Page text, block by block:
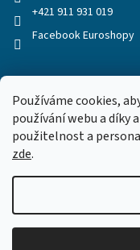
Používáme cookies,
používání webu a díky
použitelnost a
zde.
+421 911 931 019
Facebook Euroshopy